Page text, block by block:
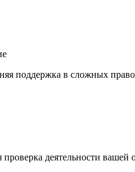
поддержка в сложных
деятельности